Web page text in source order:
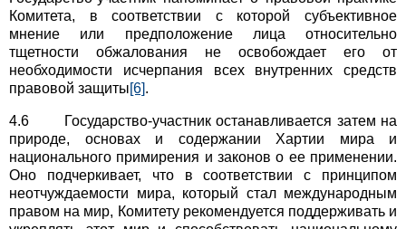
Комитета, в соответствии с которой субъективное
мнение или предположение лица относительно
тщетности обжалования не освобождает его от
необходимости исчерпания всех внутренних средств
правовой защиты[6].
4.6 Государство-участник останавливается затем на
природе, основах и содержании Хартии мира и
национального примирения и законов о ее применении.
Оно подчеркивает, что в соответствии с принципом
неотчуждаемости мира, который стал международным
правом на мир, Комитету рекомендуется поддерживать и